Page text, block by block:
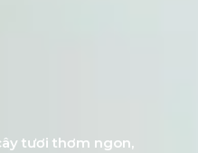
tươi thơm ngon,